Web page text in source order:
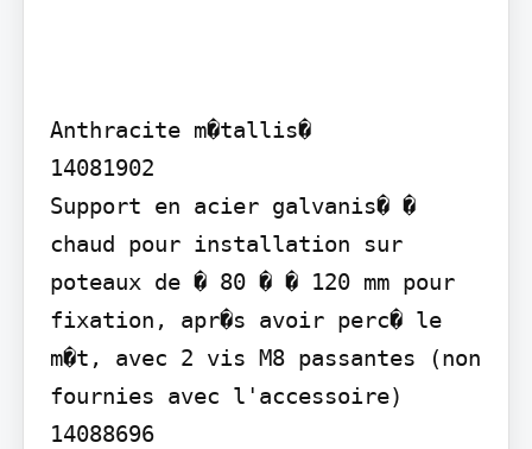
Anthracite m�tallis�
14081902
Support en acier galvanis� �
chaud pour installation sur
poteaux de � 80 � � 120 mm pour
fixation, apr�s avoir perc� le
m�t, avec 2 vis M8 passantes (non
fournies avec l'accessoire)
14088696